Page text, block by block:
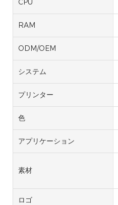
CPU
RAM
ODM/OEM
システム
プリンター
色
アプリケーション
素材
ロゴ